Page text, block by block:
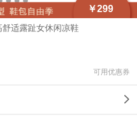
￥299
适露趾女休闲凉鞋
可用优惠券